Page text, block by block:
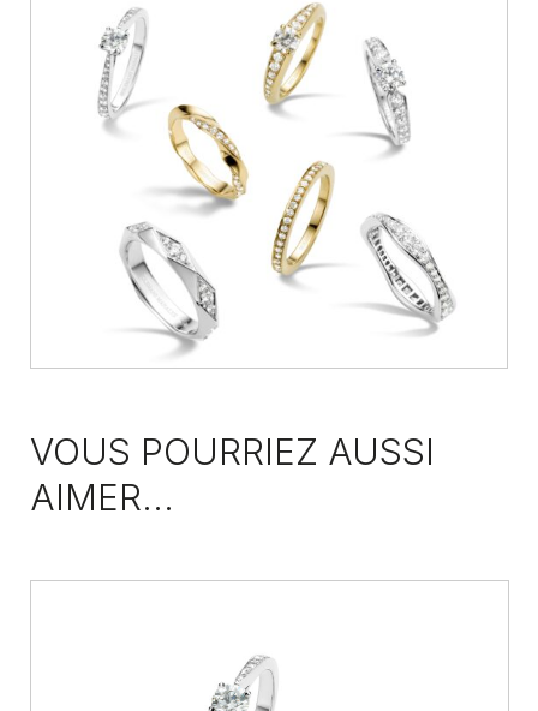
VOUS POURRIEZ AUSSI
AIMER...